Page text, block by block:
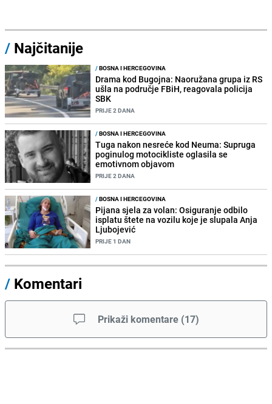
/ Najčitanije
/BOSNA I HERCEGOVINA
Drama kod Bugojna: Naoružana grupa iz RS
ušla na područje FBiH, reagovala policija
SBK
PRIJE 2 DANA
/BOSNA I HERCEGOVINA
Tuga nakon nesreće kod Neuma: Supruga
poginulog motocikliste oglasila se
emotivnom objavom
PRIJE 2 DANA
/BOSNA I HERCEGOVINA
Pijana sjela za volan: Osiguranje odbilo
isplatu štete na vozilu koje je slupala Anja
Ljubojević
PRIJE 1 DAN
/ Komentari
Prikaži komentare (17)